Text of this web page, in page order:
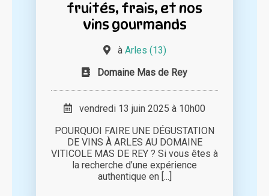
fruités, frais, et nos
vins gourmands
à Arles (13)
Domaine Mas de Rey
vendredi 13 juin 2025 à 10h00
POURQUOI FAIRE UNE DÉGUSTATION
DE VINS À ARLES AU DOMAINE
VITICOLE MAS DE REY ? Si vous êtes à
la recherche d’une expérience
authentique en [...]